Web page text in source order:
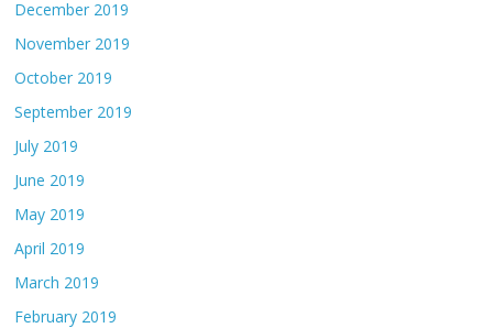
December 2019
November 2019
October 2019
September 2019
July 2019
June 2019
May 2019
April 2019
March 2019
February 2019